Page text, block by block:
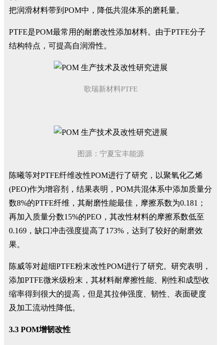
把润滑材料带到POM中，降低共混体系的磨耗量。
PTFE是POM最常用的耐磨改性添加材料。由于PTFE分子
结构特点，可提高自润滑性。
歌瑞新材料PTFE
图源：宁夏宝丰能源
陈曦等对PTFE纤维改性POM进行了研究，以聚氧化乙烯
(PEO)作为增容剂，结果表明，POM共混体系中添加质量分
数8%的PTFE纤维，其耐磨性能最佳，摩擦系数为0.181；
再加入质量分数15%的PEO，其改性材料的摩擦系数低至
0.169，缺口冲击强度提高了173%，达到了较好的耐磨效
果。
陈威等对超细PTFE粉末改性POM进行了研究。研究表明，
添加PTFE微米级粉末，其材料耐摩擦性能、刚性和成型收
缩率得到很大的提高，但是其拉伸强度、韧性、表面硬度
及加工流动性降低。
3.3 POM增韧改性